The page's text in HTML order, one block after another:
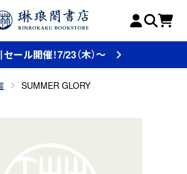
ール開催！7/23（木）～
SUMMER GLORY